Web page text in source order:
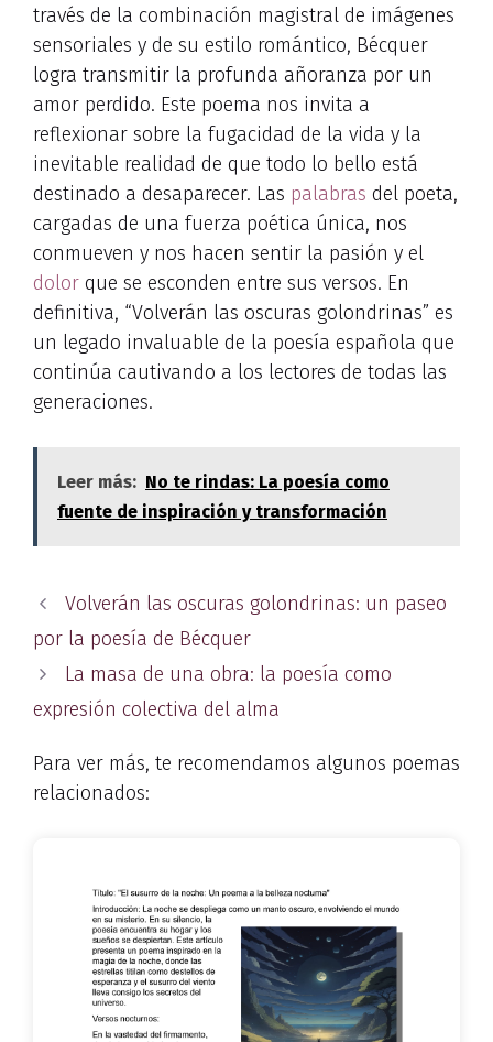
través de la combinación magistral de imágenes
sensoriales y de su estilo romántico, Bécquer
logra transmitir la profunda añoranza por un
amor perdido. Este poema nos invita a
reflexionar sobre la fugacidad de la vida y la
inevitable realidad de que todo lo bello está
destinado a desaparecer. Las palabras del poeta,
cargadas de una fuerza poética única, nos
conmueven y nos hacen sentir la pasión y el
dolor que se esconden entre sus versos. En
definitiva, “Volverán las oscuras golondrinas” es
un legado invaluable de la poesía española que
continúa cautivando a los lectores de todas las
generaciones.
Leer más: No te rindas: La poesía como
fuente de inspiración y transformación
Volverán las oscuras golondrinas: un paseo
por la poesía de Bécquer
La masa de una obra: la poesía como
expresión colectiva del alma
Para ver más, te recomendamos algunos poemas
relacionados: